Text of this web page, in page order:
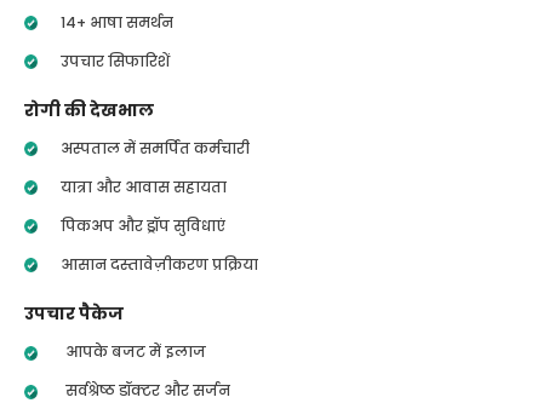
14+ भाषा समर्थन
उपचार सिफारिशें
रोगी की देखभाल
अस्पताल में समर्पित कर्मचारी
यात्रा और आवास सहायता
पिकअप और ड्रॉप सुविधाएं
आसान दस्तावेज़ीकरण प्रक्रिया
उपचार पैकेज
आपके बजट में इलाज
सर्वश्रेष्ठ डॉक्टर और सर्जन